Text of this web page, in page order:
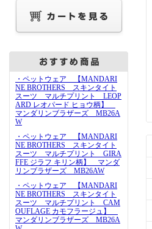
・ペットウェア 【MANDARI
NE BROTHERS スキンタイト
スーツ マルチプリント LEOP
ARD レオパード ヒョウ柄】
マンダリンブラザーズ MB26A
W
・ペットウェア 【MANDARI
NE BROTHERS スキンタイト
スーツ マルチプリント GIRA
FFE ジラフ キリン柄】 マンダ
リンブラザーズ MB26AW
・ペットウェア 【MANDARI
NE BROTHERS スキンタイト
スーツ マルチプリント CAM
OUFLAGE カモフラージュ】
マンダリンブラザーズ MB26A